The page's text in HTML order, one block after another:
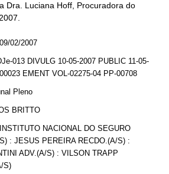
Dra. Luciana Hoff, Procuradora do
09/02/2007
013 DIVULG 10-05-2007 PUBLIC 11-05-
EMENT VOL-02275-04 PP-00708
Pleno
BRITTO
NACIONAL DO SEGURO
: JESUS PEREIRA RECDO.(A/S) :
ADV.(A/S) : VILSON TRAPP
S)